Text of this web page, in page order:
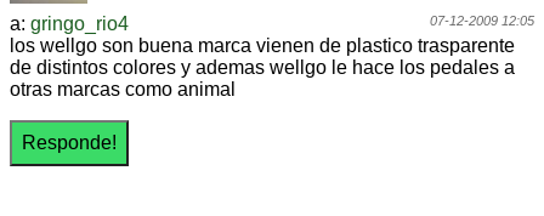
07-12-2009 12:05
a: gringo_rio4
los wellgo son buena marca vienen de plastico trasparente
de distintos colores y ademas wellgo le hace los pedales a
otras marcas como animal